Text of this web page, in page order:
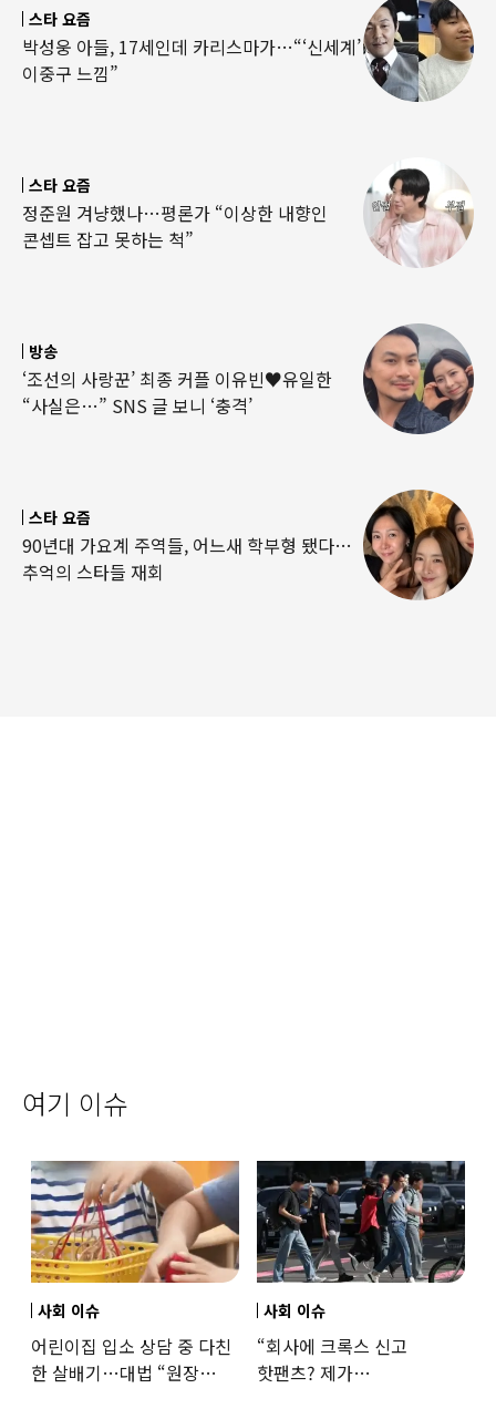
스타 요즘
박성웅 아들, 17세인데 카리스마가…“‘신세계’
이중구 느낌”
스타 요즘
정준원 겨냥했나…평론가 “이상한 내향인
콘셉트 잡고 못하는 척”
방송
‘조선의 사랑꾼’ 최종 커플 이유빈♥유일한
“사실은…” SNS 글 보니 ‘충격’
스타 요즘
90년대 가요계 주역들, 어느새 학부형 됐다…
추억의 스타들 재회
여기 이슈
사회 이슈
어린이집 입소 상담 중 다친
한 살배기…대법 “원장
사회 이슈
“회사에 크록스 신고
핫팬츠? 제가